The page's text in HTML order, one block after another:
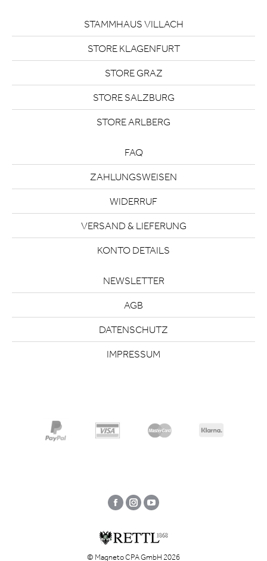
STAMMHAUS VILLACH
STORE KLAGENFURT
STORE GRAZ
STORE SALZBURG
STORE ARLBERG
FAQ
ZAHLUNGSWEISEN
WIDERRUF
VERSAND & LIEFERUNG
KONTO DETAILS
NEWSLETTER
AGB
DATENSCHUTZ
IMPRESSUM
Facebook
InstagramYouTube
© Magneto CPA GmbH 2026